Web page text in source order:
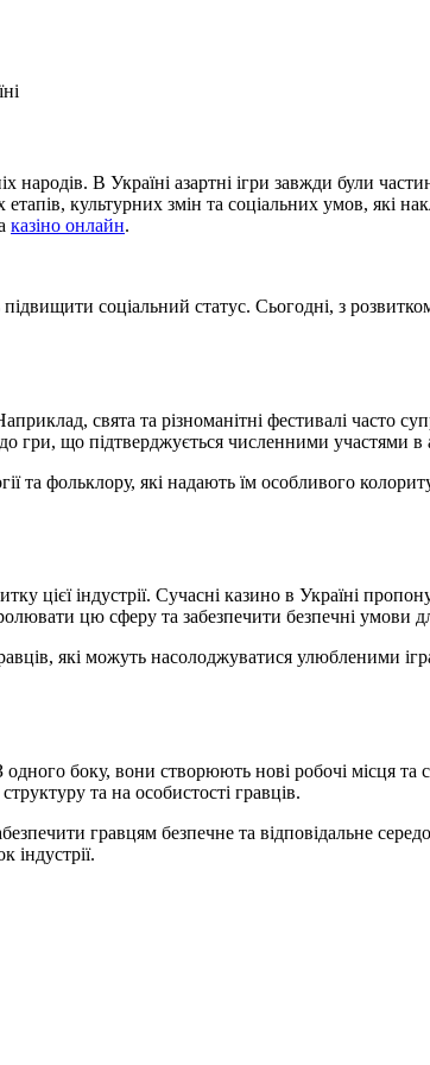
народів. В Україні азартні ігри завжди були
культурних змін та соціальних умов, які
казіно онлайн.
соціальний статус. Сьогодні, з
свята та різноманітні фестивалі часто
гри, що підтверджується численними участями в
та фольклору, які надають їм особливого
цієї індустрії. Сучасні казино в Україні
цю сферу та забезпечити безпечні умови
які можуть насолоджуватися улюбленими
одного боку, вони створюють нові робочі місця
та на особистості гравців.
гравцям безпечне та відповідальне
індустрії.